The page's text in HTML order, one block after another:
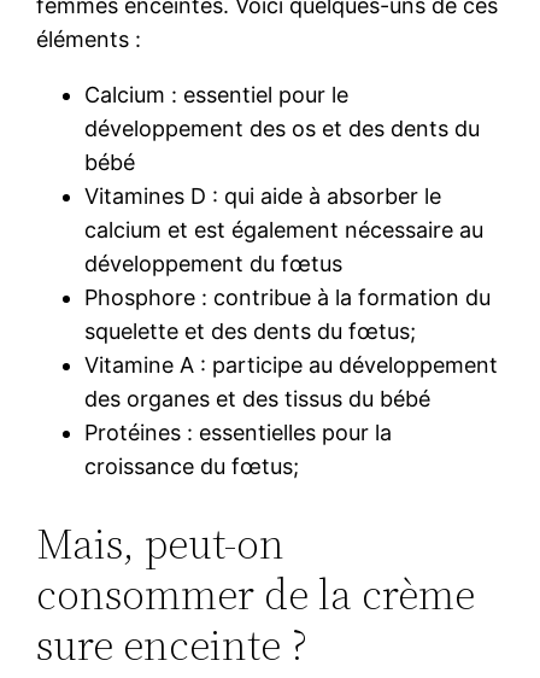
femmes enceintes. Voici quelques-uns de ces
éléments :
Calcium : essentiel pour le
développement des os et des dents du
bébé
Vitamines D : qui aide à absorber le
calcium et est également nécessaire au
développement du fœtus
Phosphore : contribue à la formation du
squelette et des dents du fœtus;
Vitamine A : participe au développement
des organes et des tissus du bébé
Protéines : essentielles pour la
croissance du fœtus;
Mais, peut-on
consommer de la crème
sure enceinte ?